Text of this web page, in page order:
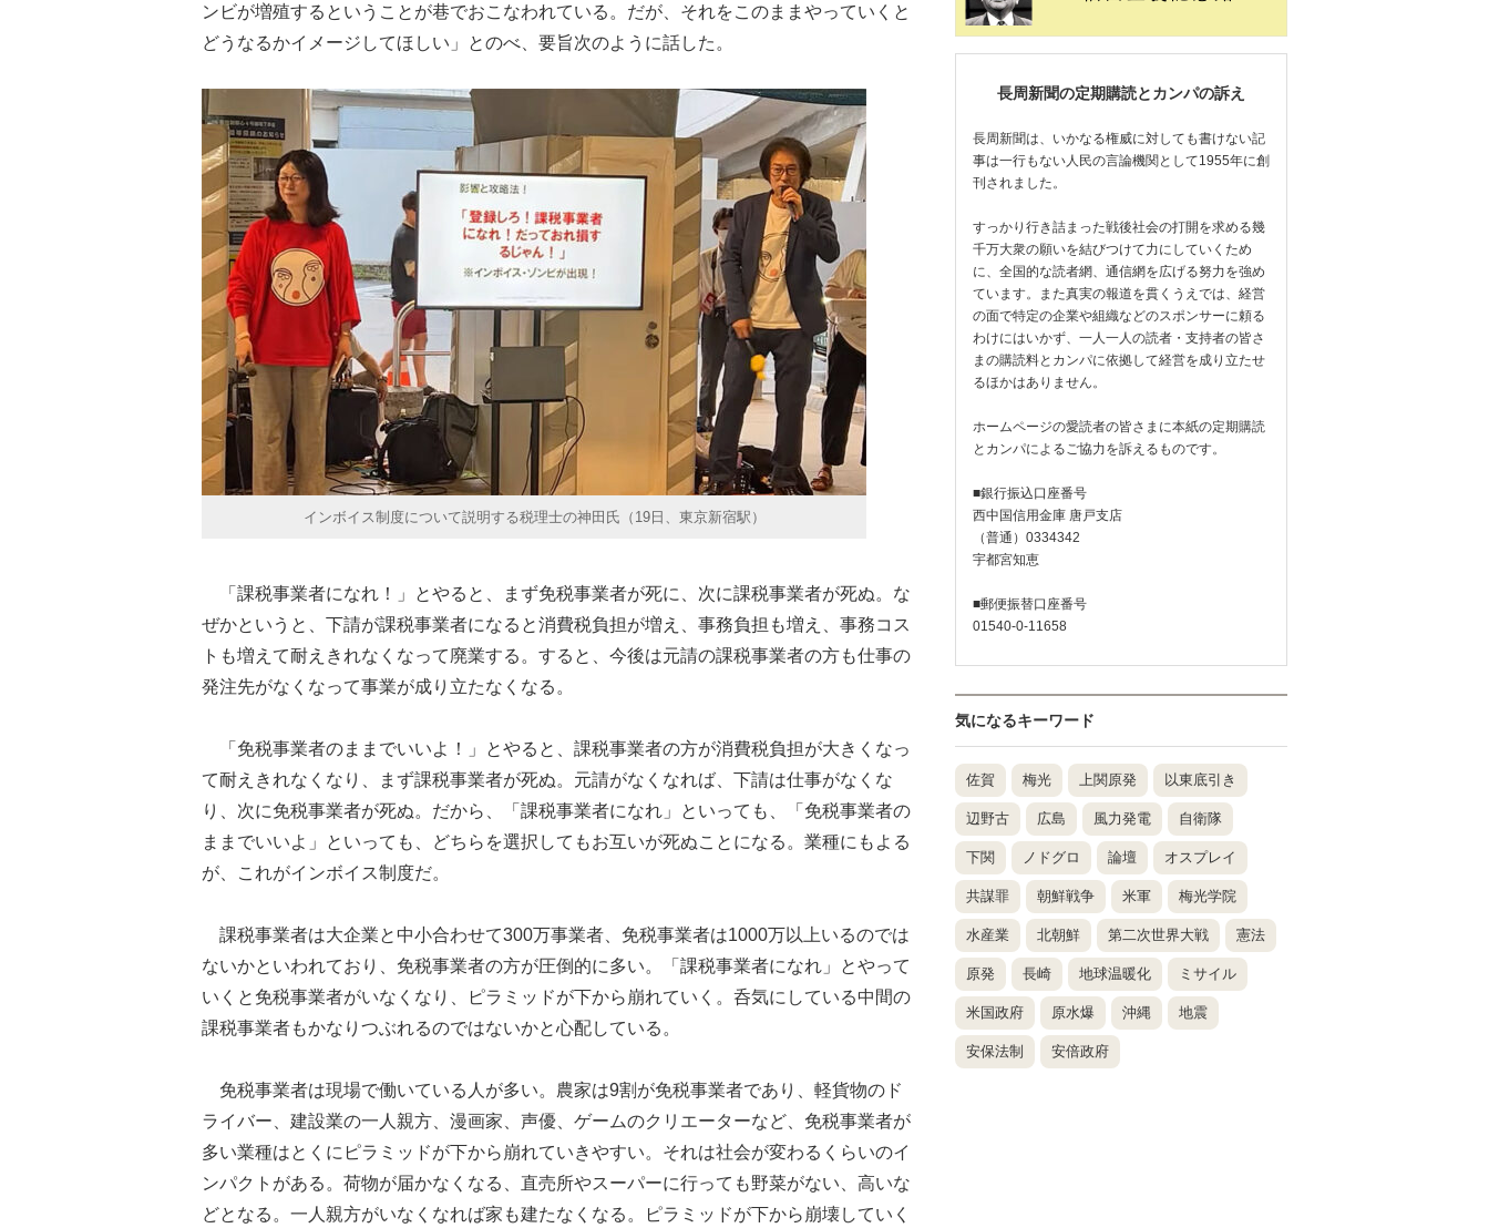
ンビが増殖するということが巷でおこなわれている。だが、それをこのままやっていくと
どうなるかイメージしてほしい」とのべ、要旨次のように話した。
インボイス制度について説明する税理士の神田氏（19日、東京新宿駅）
「課税事業者になれ！」とやると、まず免税事業者が死に、次に課税事業者が死ぬ。な
ぜかというと、下請が課税事業者になると消費税負担が増え、事務負担も増え、事務コス
トも増えて耐えきれなくなって廃業する。すると、今後は元請の課税事業者の方も仕事の
発注先がなくなって事業が成り立たなくなる。
「免税事業者のままでいいよ！」とやると、課税事業者の方が消費税負担が大きくなっ
て耐えきれなくなり、まず課税事業者が死ぬ。元請がなくなれば、下請は仕事がなくな
り、次に免税事業者が死ぬ。だから、「課税事業者になれ」といっても、「免税事業者の
ままでいいよ」といっても、どちらを選択してもお互いが死ぬことになる。業種にもよる
が、これがインボイス制度だ。
課税事業者は大企業と中小合わせて300万事業者、免税事業者は1000万以上いるのでは
ないかといわれており、免税事業者の方が圧倒的に多い。「課税事業者になれ」とやって
いくと免税事業者がいなくなり、ピラミッドが下から崩れていく。呑気にしている中間の
課税事業者もかなりつぶれるのではないかと心配している。
免税事業者は現場で働いている人が多い。農家は9割が免税事業者であり、軽貨物のド
ライバー、建設業の一人親方、漫画家、声優、ゲームのクリエーターなど、免税事業者が
多い業種はとくにピラミッドが下から崩れていきやすい。それは社会が変わるくらいのイ
ンパクトがある。荷物が届かなくなる、直売所やスーパーに行っても野菜がない、高いな
どとなる。一人親方がいなくなれば家も建たなくなる。ピラミッドが下から崩壊していく
長周新聞の定期購読とカンパの訴え
長周新聞は、いかなる権威に対しても書けない記
事は一行もない人民の言論機関として1955年に創
刊されました。
すっかり行き詰まった戦後社会の打開を求める幾
千万大衆の願いを結びつけて力にしていくため
に、全国的な読者網、通信網を広げる努力を強め
ています。また真実の報道を貫くうえでは、経営
の面で特定の企業や組織などのスポンサーに頼る
わけにはいかず、一人一人の読者・支持者の皆さ
まの購読料とカンパに依拠して経営を成り立たせ
るほかはありません。
ホームページの愛読者の皆さまに本紙の定期購読
とカンパによるご協力を訴えるものです。
■銀行振込口座番号
西中国信用金庫 唐戸支店
（普通）0334342
宇都宮知恵
■郵便振替口座番号
01540-0-11658
気になるキーワード
佐賀 梅光 上関原発 以東底引き
辺野古 広島 風力発電 自衛隊
下関 ノドグロ 論壇 オスプレイ
共謀罪 朝鮮戦争 米軍 梅光学院
水産業 北朝鮮 第二次世界大戦 憲法
原発 長崎 地球温暖化 ミサイル
米国政府 原水爆 沖縄 地震
安保法制 安倍政府